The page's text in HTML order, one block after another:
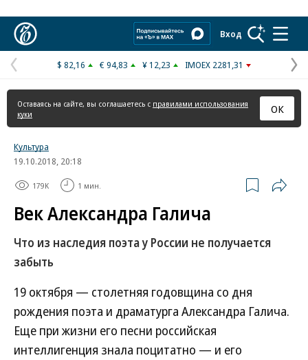
Вход
Предыдущая
страница
$ 82,16 € 94,83 ¥ 12,23 IMOEX 2281,31
Оставаясь на сайте, вы соглашаетесь с правилами использования
куки
ОК
Культура
19.10.2018, 20:18
179K 1 мин.
Век Александра Галича
Что из наследия поэта у России не получается
забыть
19 октября — столетняя годовщина со дня
рождения поэта и драматурга Александра Галича.
Еще при жизни его песни российская
интеллигенция знала поцитатно — и его